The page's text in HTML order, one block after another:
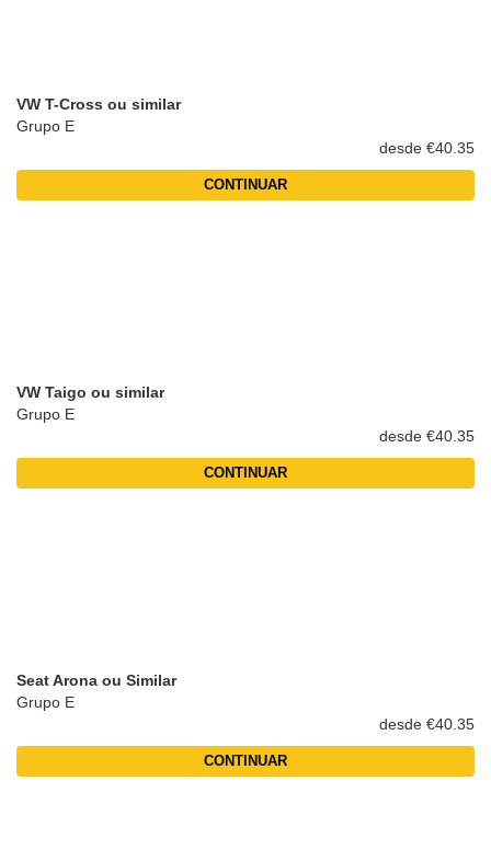
VW T-Cross ou similar
Grupo E
desde €40.35
CONTINUAR
VW Taigo ou similar
Grupo E
desde €40.35
CONTINUAR
Seat Arona ou Similar
Grupo E
desde €40.35
CONTINUAR